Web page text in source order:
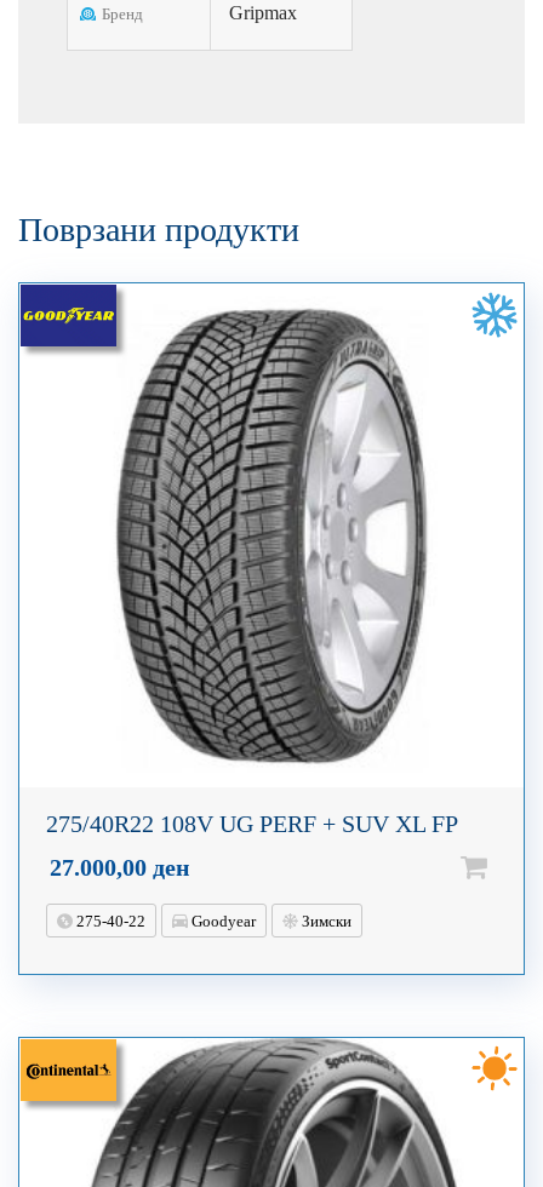
Бренд Gripmax
Поврзани продукти
275/40R22 108V UG PERF + SUV XL FP
27.000,00 ден
275-40-22 Goodyear Зимски